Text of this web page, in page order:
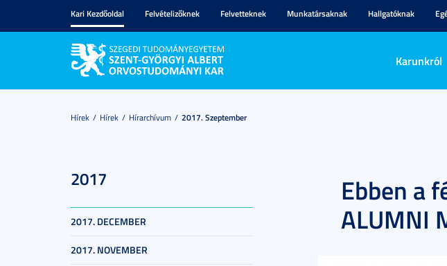
Kari Kezdőoldal Felvételizőknek Felvetteknek Munkatársaknak Hallgatóknak
Karunkról
Hírek Hírek Hírarchívum 2017. Szeptember
2017
2017. DECEMBER
2017. NOVEMBER
Ebben a
ALUMNI